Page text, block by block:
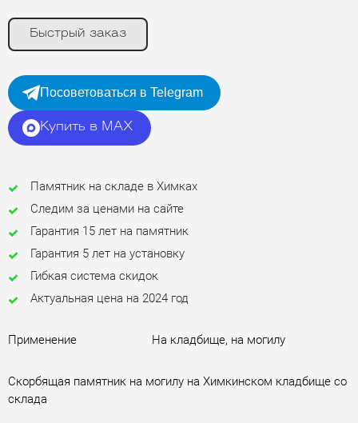
Быстрый заказ
Посоветоваться в Telegram
Купить в MAX
Памятник на складе в Химках
Следим за ценами на сайте
Гарантия 15 лет на памятник
Гарантия 5 лет на установку
Гибкая система скидок
Актуальная цена на 2024 год
Применение На кладбище, на могилу
Скорбящая памятник на могилу на Химкинском кладбище со
склада